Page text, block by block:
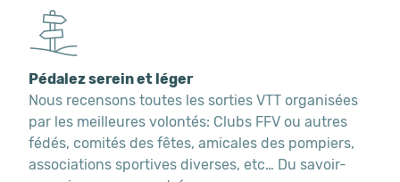
Pédalez serein et léger
Nous recensons toutes les sorties VTT organisées
par les meilleures volontés: Clubs FFV ou autres
fédés, comités des fêtes, amicales des pompiers,
associations sportives diverses, etc… Du savoir-